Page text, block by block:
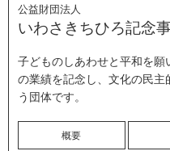
公益財団法人
いわさきちひろ記念
子どものしあわせと平和を
の業績を記念し、文化の民
う団体です。
概要